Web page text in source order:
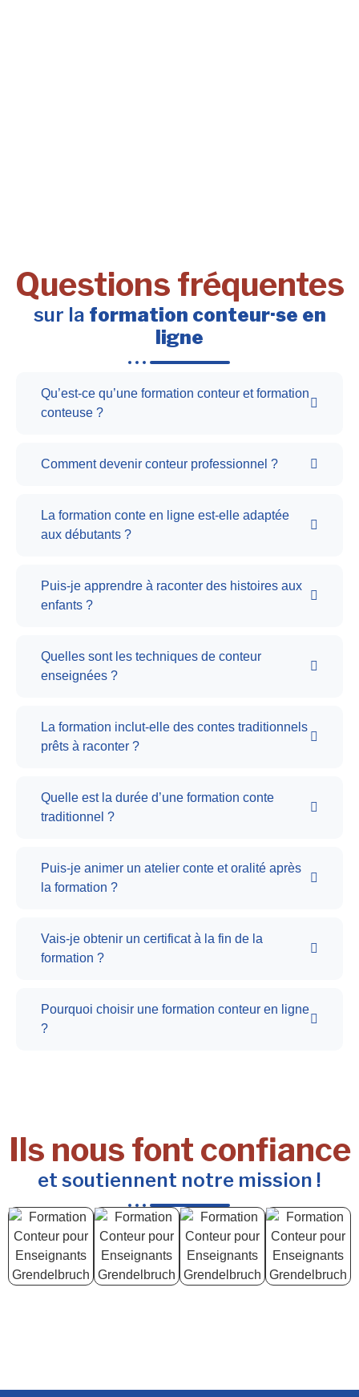
Questions fréquentes
sur la formation conteur·se en
ligne
Qu’est-ce qu’une formation conteur et formation
conteuse ?
Comment devenir conteur professionnel ?
La formation conte en ligne est-elle adaptée
aux débutants ?
Puis-je apprendre à raconter des histoires aux
enfants ?
Quelles sont les techniques de conteur
enseignées ?
La formation inclut-elle des contes traditionnels
prêts à raconter ?
Quelle est la durée d’une formation conte
traditionnel ?
Puis-je animer un atelier conte et oralité après
la formation ?
Vais-je obtenir un certificat à la fin de la
formation ?
Pourquoi choisir une formation conteur en ligne
?
Ils nous font confiance
et soutiennent notre mission !